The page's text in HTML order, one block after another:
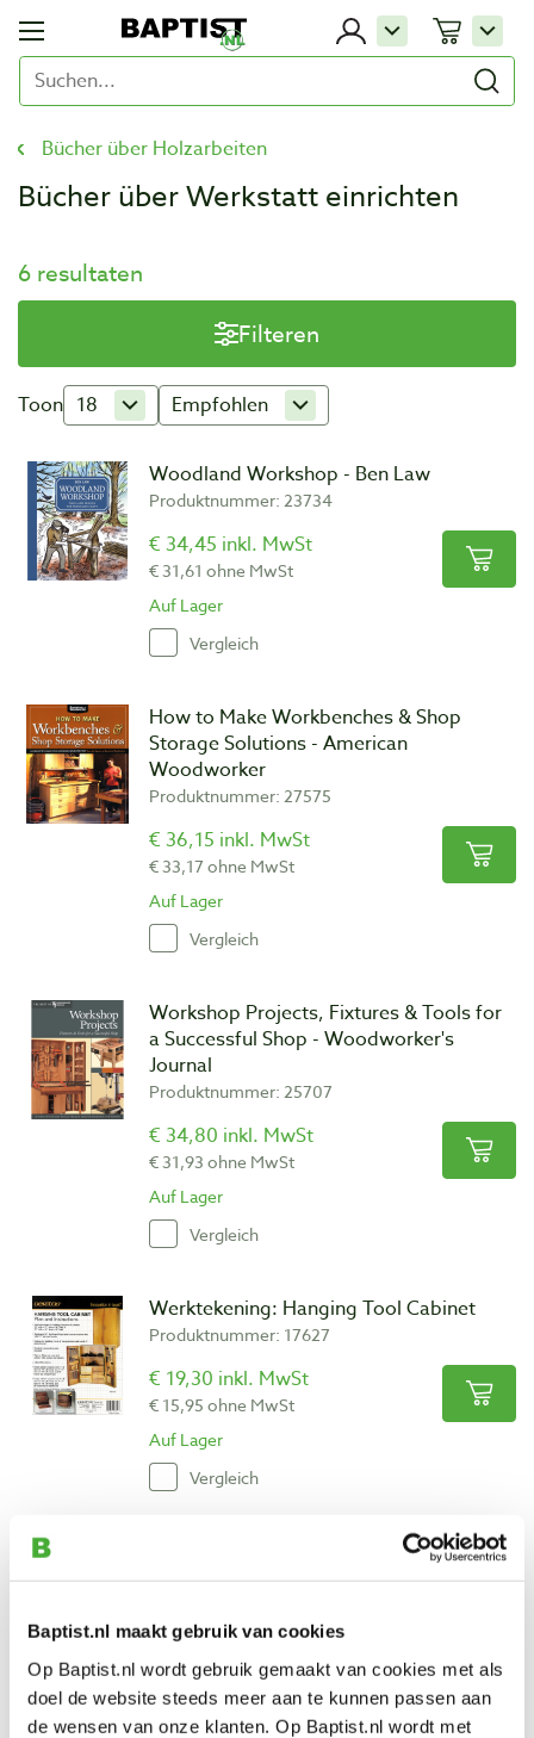
Baptist.nl maakt gebruik van cookies
Op Baptist.nl wordt gebruik gemaakt van cookies met als
doel de website steeds meer aan te kunnen passen aan
de wensen van onze klanten. Op Baptist.nl wordt met
Bücher über Holzarbeiten
Bücher über Werkstatt einrichten
6 resultaten
Filteren
Toon 18 Empfohlen
Woodland Workshop - Ben Law
Produktnummer: 23734
€ 34,45 inkl. MwSt
€ 31,61 ohne MwSt
Auf Lager
Vergleich
How to Make Workbenches & Shop
Storage Solutions - American
Woodworker
Produktnummer: 27575
€ 36,15 inkl. MwSt
€ 33,17 ohne MwSt
Auf Lager
Vergleich
Workshop Projects, Fixtures & Tools for
a Successful Shop - Woodworker's
Journal
Produktnummer: 25707
€ 34,80 inkl. MwSt
€ 31,93 ohne MwSt
Auf Lager
Vergleich
Werktekening: Hanging Tool Cabinet
Produktnummer: 17627
€ 19,30 inkl. MwSt
€ 15,95 ohne MwSt
Auf Lager
Vergleich
Werktekening: Modern Bench
Produktnummer: 17616
€ 19,40 inkl. MwSt
€ 16,03 ohne MwSt
Auf Lager
Vergleich